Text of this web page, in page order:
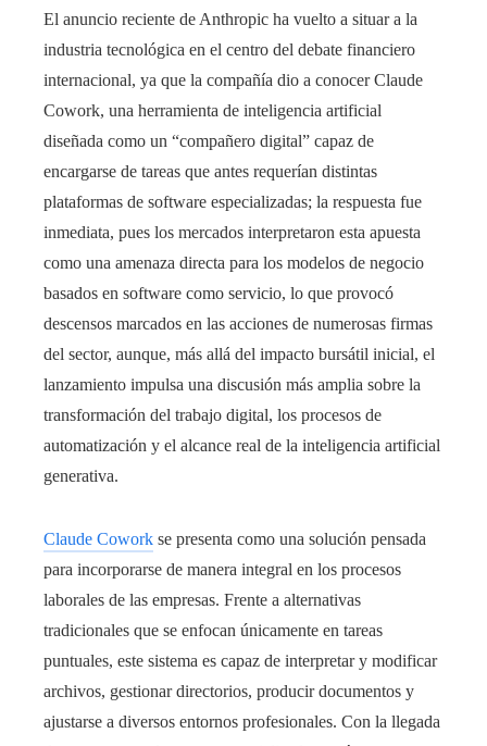
El anuncio reciente de Anthropic ha vuelto a situar a la
industria tecnológica en el centro del debate financiero
internacional, ya que la compañía dio a conocer Claude
Cowork, una herramienta de inteligencia artificial
diseñada como un “compañero digital” capaz de
encargarse de tareas que antes requerían distintas
plataformas de software especializadas; la respuesta fue
inmediata, pues los mercados interpretaron esta apuesta
como una amenaza directa para los modelos de negocio
basados en software como servicio, lo que provocó
descensos marcados en las acciones de numerosas firmas
del sector, aunque, más allá del impacto bursátil inicial, el
lanzamiento impulsa una discusión más amplia sobre la
transformación del trabajo digital, los procesos de
automatización y el alcance real de la inteligencia artificial
generativa.
Claude Cowork se presenta como una solución pensada
para incorporarse de manera integral en los procesos
laborales de las empresas. Frente a alternativas
tradicionales que se enfocan únicamente en tareas
puntuales, este sistema es capaz de interpretar y modificar
archivos, gestionar directorios, producir documentos y
ajustarse a diversos entornos profesionales. Con la llegada